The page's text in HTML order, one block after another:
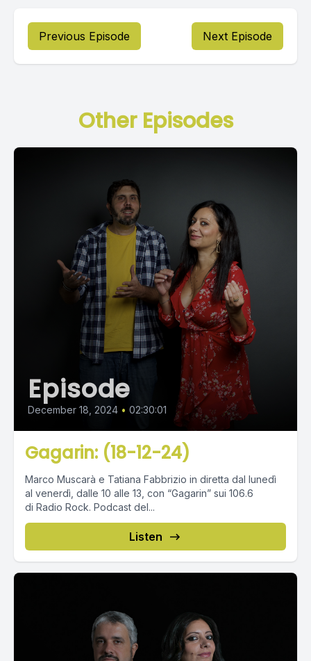
Previous Episode Next Episode
Other Episodes
Episode
December 18, 2024 • 02:30:01
Gagarin: (18-12-24)
Marco Muscarà e Tatiana Fabbrizio in diretta dal lunedì
al venerdì, dalle 10 alle 13, con “Gagarin” sui 106.6
di Radio Rock. Podcast del...
Listen